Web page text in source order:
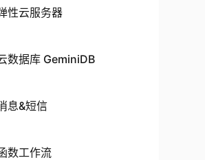
性云服务器
数据库 GeminiDB
息&短信
数工作流